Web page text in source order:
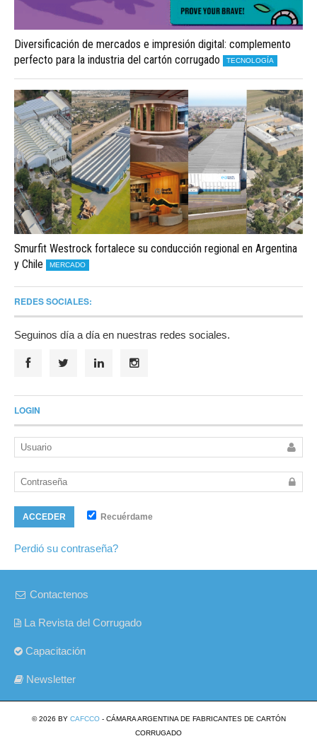
Diversificación de mercados e impresión digital: complemento
perfecto para la industria del cartón corrugado
TECNOLOGÍA
Smurfit Westrock fortalece su conducción regional en Argentina
y Chile
MERCADO
REDES SOCIALES:
Seguinos día a día en nuestras redes sociales.
LOGIN
ACCEDER Recuérdame
Perdió su contraseña?
Contactenos
La Revista del Corrugado
Capacitación
Newsletter
© 2026 BY CAFCCO- CÁMARA ARGENTINA DE FABRICANTES DE CARTÓN
CORRUGADO